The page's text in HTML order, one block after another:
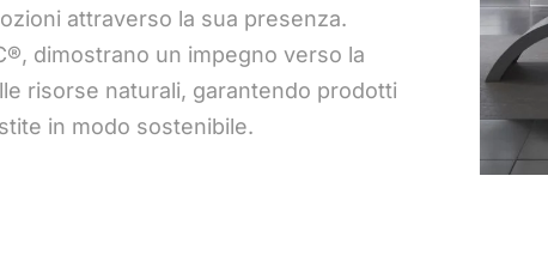
attraverso la sua presenza.
dimostrano un impegno verso la
risorse naturali, garantendo prodotti
in modo sostenibile.